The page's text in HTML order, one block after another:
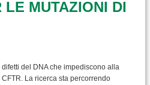
LE MUTAZIONI DI
del DNA che impediscono alla
La ricerca sta percorrendo